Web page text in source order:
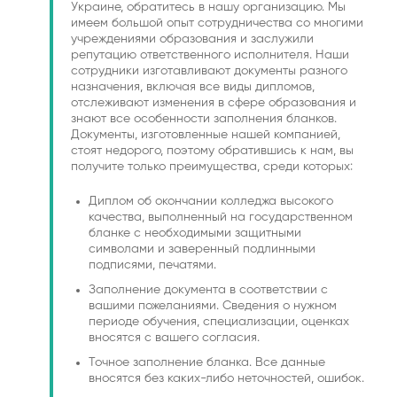
Украине, обратитесь в нашу организацию. Мы
имеем большой опыт сотрудничества со многими
учреждениями образования и заслужили
репутацию ответственного исполнителя. Наши
сотрудники изготавливают документы разного
назначения, включая все виды дипломов,
отслеживают изменения в сфере образования и
знают все особенности заполнения бланков.
Документы, изготовленные нашей компанией,
стоят недорого, поэтому обратившись к нам, вы
получите только преимущества, среди которых:
Диплом об окончании колледжа высокого
качества, выполненный на государственном
бланке с необходимыми защитными
символами и заверенный подлинными
подписями, печатями.
Заполнение документа в соответствии с
вашими пожеланиями. Сведения о нужном
периоде обучения, специализации, оценках
вносятся с вашего согласия.
Точное заполнение бланка. Все данные
вносятся без каких-либо неточностей, ошибок.